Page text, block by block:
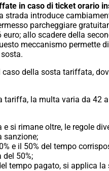
in caso di ticket orario
strada introduce
parcheggiare
allo scadere della
meccanismo permette
della sosta tariffata,
tariffa, la multa varia da 42
e si rimane oltre, le regole
sanzione;
e il 50% del tempo
50%;
tempo pagato, si applica